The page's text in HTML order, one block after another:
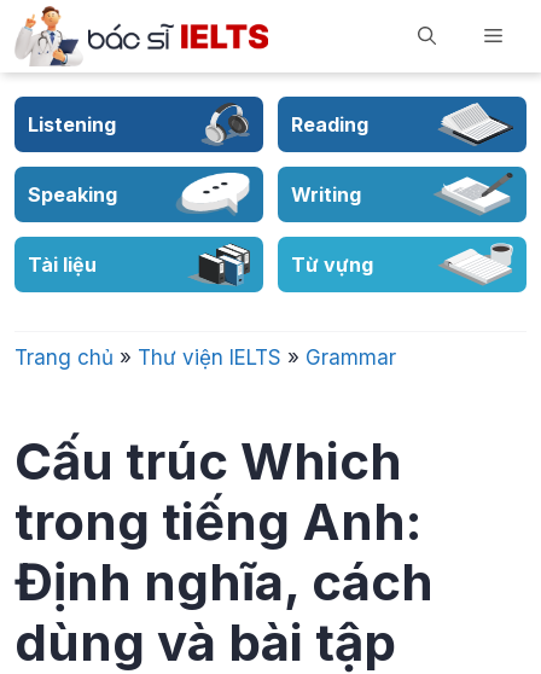
Skip
to
content
Listening Reading
Speaking Writing
Tài liệu Từ vựng
Trang chủ » Thư viện IELTS » Grammar
Cấu trúc Which
trong tiếng Anh:
Định nghĩa, cách
dùng và bài tập